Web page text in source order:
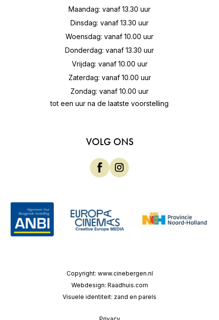
Maandag: vanaf 13.30 uur
Dinsdag: vanaf 13.30 uur
Woensdag: vanaf 10.00 uur
Donderdag: vanaf 13.30 uur
Vrijdag: vanaf 10.00 uur
Zaterdag: vanaf 10.00 uur
Zondag: vanaf 10.00 uur
tot een uur na de laatste voorstelling
VOLG ONS
Copyright: www.cinebergen.nl
Webdesign: Raadhuis.com
Visuele identiteit: zand en parels